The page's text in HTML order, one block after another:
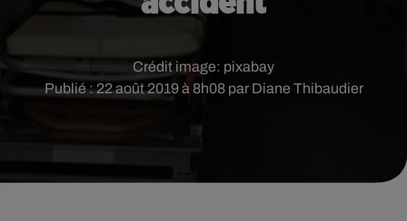
Publié : 22 août 2019 à 8h08 par Diane Thibaudier
Crédit image: pixabay